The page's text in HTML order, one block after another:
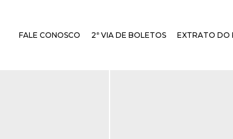
EXTRATO DO
2ª VIA DE BOLETOS
FALE CONOSCO